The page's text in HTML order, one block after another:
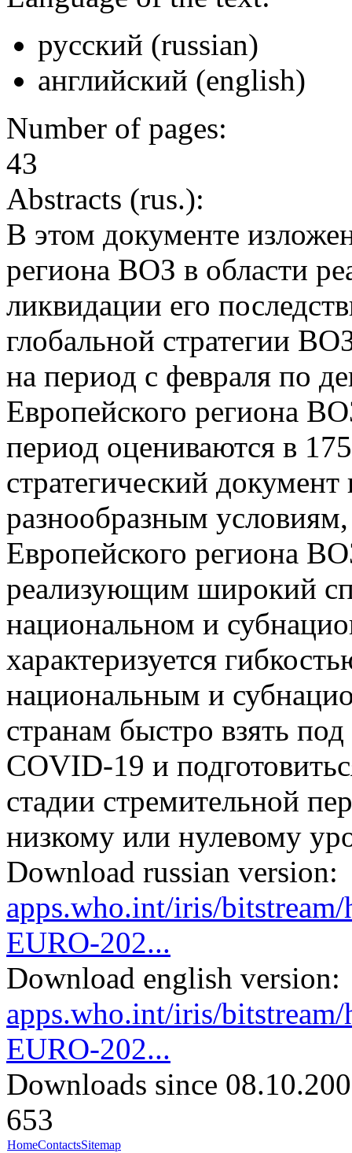
русский (russian)
английский (english)
Number of pages:
43
Abstracts (rus.):
В этом документе
региона ВОЗ в области
ликвидации его
глобальной стратегии
на период с февраля по
Европейского региона
период оцениваются в
стратегический
разнообразным
Европейского региона
реализующим широкий
национальном и
характеризуется
национальным и
странам быстро взять
COVID-19 и
стадии стремительной
низкому или нулевому
Download russian version:
apps.who.int/iris/
EURO-202...
Download english version:
apps.who.int/iris/
EURO-202...
Downloads since
653
HomeContactsSitemap